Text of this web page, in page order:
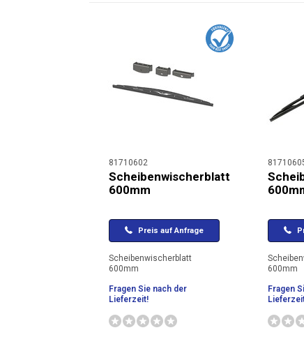
81710602
Scheibenwischerblatt
600mm
Preis auf Anfrage
Scheibenwischerblatt
600mm
Fragen Sie nach der
Lieferzeit!
600mm
Fragen